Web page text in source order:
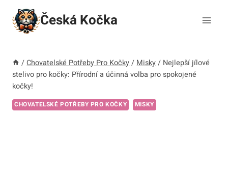
Přeskočit
obsah
Česká Kočka
/ Chovatelské Potřeby Pro Kočky / Misky / Nejlepší jílové
stelivo pro kočky: Přírodní a účinná volba pro spokojené
kočky!
CHOVATELSKÉ POTŘEBY PRO KOČKY MISKY